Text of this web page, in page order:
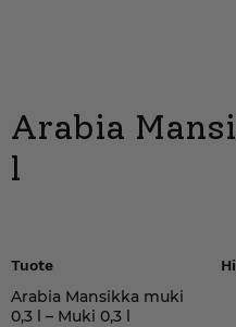
Arabia
l
Tuote
Arabia Mansikka muki
0,3 l – Muki 0,3 l